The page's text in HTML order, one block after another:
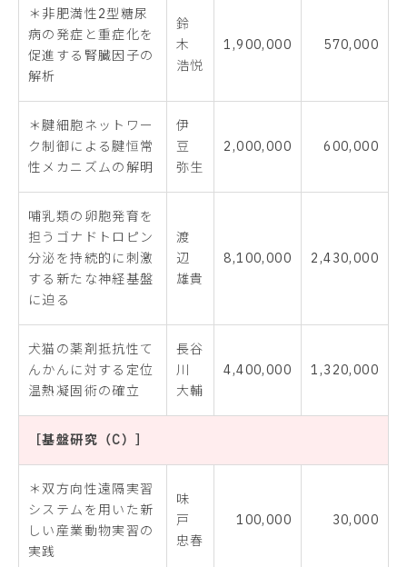
＊非肥満性2型糖尿
病の発症と重症化を
促進する腎臓因子の
解析
鈴
木
浩悦
1,900,000 570,000
＊腱細胞ネットワー
ク制御による腱恒常
性メカニズムの解明
伊
豆
弥生
2,000,000 600,000
哺乳類の卵胞発育を
担うゴナドトロピン
分泌を持続的に刺激
する新たな神経基盤
に迫る
渡
辺
雄貴
8,100,000 2,430,000
犬猫の薬剤抵抗性て
んかんに対する定位
温熱凝固術の確立
長谷
川
大輔
4,400,000 1,320,000
［基盤研究（C）］
＊双方向性遠隔実習
システムを用いた新
しい産業動物実習の
実践
味
戸
忠春
100,000 30,000